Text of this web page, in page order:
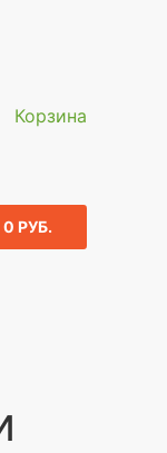
Корзина
0 РУБ.